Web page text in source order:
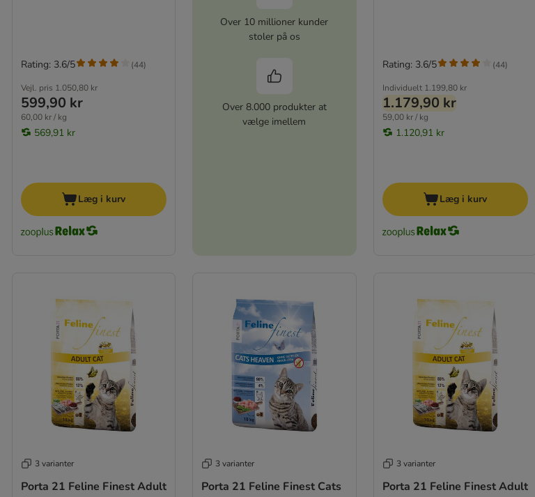
Vejl. pris 1.050,80 kr
599,90 kr
60,00 kr / kg
569,91 kr
Rating: 3.6/5 (44)
Læg i kurv
Over 10 millioner kunder
stoler på os
Over 8.000 produkter at
vælge imellem
Individuelt 1.199,80 kr
1.179,90 kr
59,00 kr / kg
1.120,91 kr
Rating: 3.6/5 (44)
Læg i kurv
3 varianter
Porta 21 Feline Finest Adult
3 varianter
Porta 21 Feline Finest Cats
3 varianter
Porta 21 Feline Finest Adult